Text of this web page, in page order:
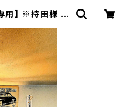
用】 ※持田様 コ